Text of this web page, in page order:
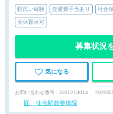
幅広い経験 交通費手当あり 社会
産休育休可
募集状況
気になる
お問い合わせ番号 : J101213014 2026年
匠 仙台駅前整体院